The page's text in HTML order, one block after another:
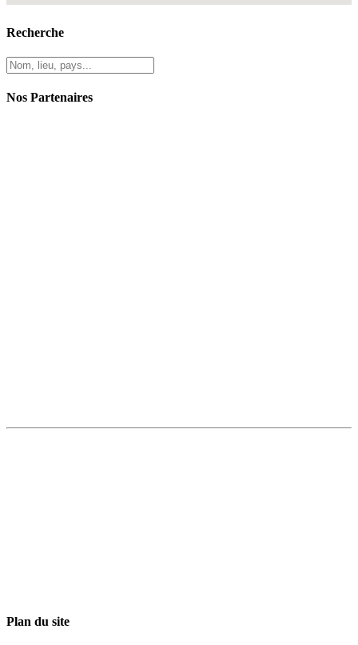
Recherche
Nos Partenaires
Plan du site